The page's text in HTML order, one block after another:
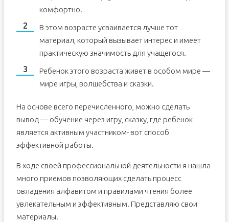
комфортно.
В этом возрасте усваивается лучше тот
материал, который вызывает интерес и имеет
практическую значимость для учащегося.
Ребенок этого возраста живет в особом мире —
мире игры, волшебства и сказки.
На основе всего перечисленного, можно сделать
вывод — обучение через игру, сказку, где ребенок
является активным участником- вот способ
эффективной работы.
В ходе своей профессиональной деятельности я нашла
много приемов позволяющих сделать процесс
овладения алфавитом и правилами чтения более
увлекательным и эффективным. Представляю свои
материалы.